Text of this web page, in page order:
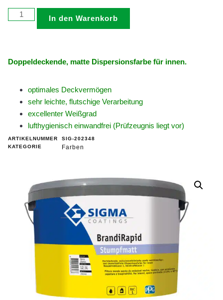
In den Warenkorb
Doppeldeckende, matte Dispersionsfarbe für innen.
optimales Deckvermögen
sehr leichte, flutschige Verarbeitung
excellenter Weißgrad
lufthygienisch einwandfrei (Prüfzeugnis liegt vor)
ARTIKELNUMMER
SIG-202348
KATEGORIE
Farben